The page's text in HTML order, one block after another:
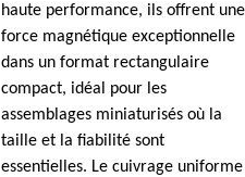
haute performance, ils offrent une
force magnétique exceptionnelle
dans un format rectangulaire
compact, idéal pour les
assemblages miniaturisés où la
taille et la fiabilité sont
essentielles. Le cuivrage uniforme